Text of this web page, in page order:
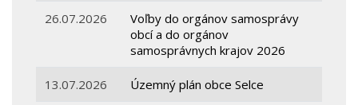
26.07.2026
Voľby do orgánov samosprávy
obcí a do orgánov
samosprávnych krajov 2026
13.07.2026 Územný plán obce Selce